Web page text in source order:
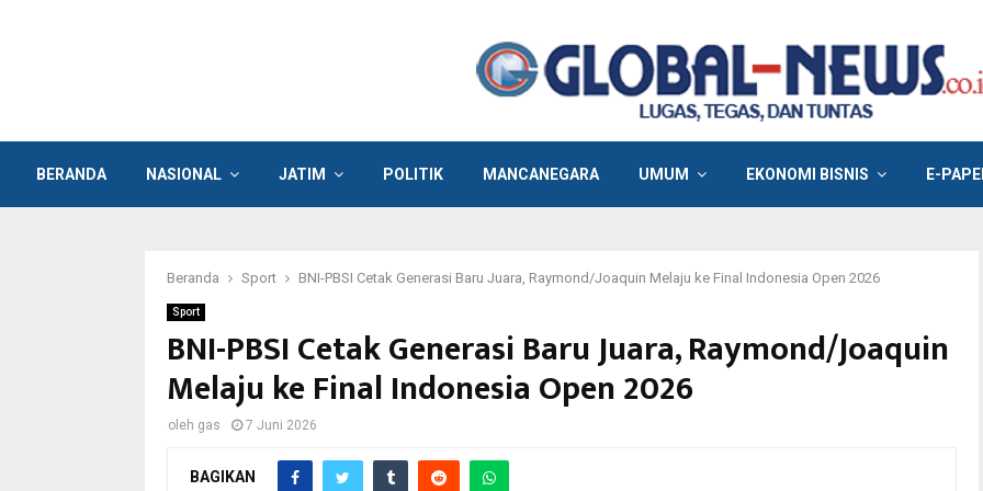
BERANDA NASIONAL JATIM POLITIK MANCANEGARA UMUM EKONOMI BISNIS E-
Beranda Sport BNI-PBSI Cetak Generasi Baru Juara, Raymond/Joaquin Melaju ke Final Indonesia Open 2026
Sport
BNI-PBSI Cetak Generasi Baru Juara, Raymond/Joaquin
Melaju ke Final Indonesia Open 2026
oleh gas 7 Juni 2026
BAGIKAN